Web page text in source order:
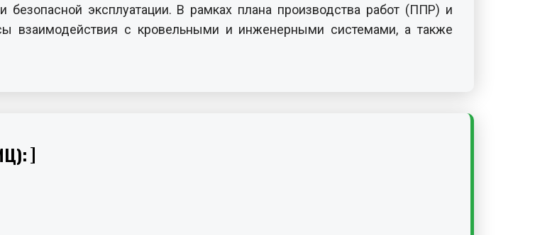
безопасной эксплуатации. В рамках плана производства работ (ППР) и
взаимодействия с кровельными и инженерными системами, а также